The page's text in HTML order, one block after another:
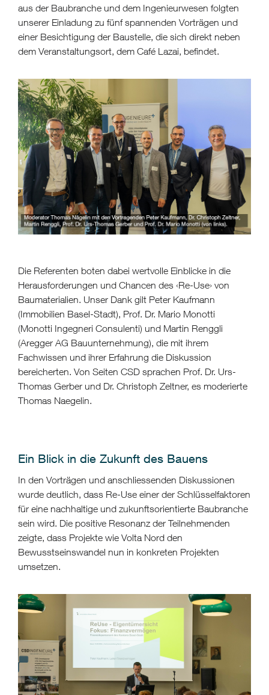
aus der Baubranche und dem Ingenieurwesen folgten
unserer Einladung zu fünf spannenden Vorträgen und
einer Besichtigung der Baustelle, die sich direkt neben
dem Veranstaltungsort, dem Café Lazai, befindet.
Die Referenten boten dabei wertvolle Einblicke in die
Herausforderungen und Chancen des ‹Re-Use› von
Baumaterialien. Unser Dank gilt Peter Kaufmann
(Immobilien Basel-Stadt), Prof. Dr. Mario Monotti
(Monotti Ingegneri Consulenti) und Martin Renggli
(Aregger AG Bauunternehmung), die mit ihrem
Fachwissen und ihrer Erfahrung die Diskussion
bereicherten. Von Seiten CSD sprachen Prof. Dr. Urs-
Thomas Gerber und Dr. Christoph Zeltner, es moderierte
Thomas Naegelin.
Ein Blick in die Zukunft des Bauens
In den Vorträgen und anschliessenden Diskussionen
wurde deutlich, dass Re-Use einer der Schlüsselfaktoren
für eine nachhaltige und zukunftsorientierte Baubranche
sein wird. Die positive Resonanz der Teilnehmenden
zeigte, dass Projekte wie Volta Nord den
Bewusstseinswandel nun in konkreten Projekten
umsetzen.